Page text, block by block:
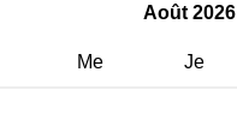
Août 2026
Me Je